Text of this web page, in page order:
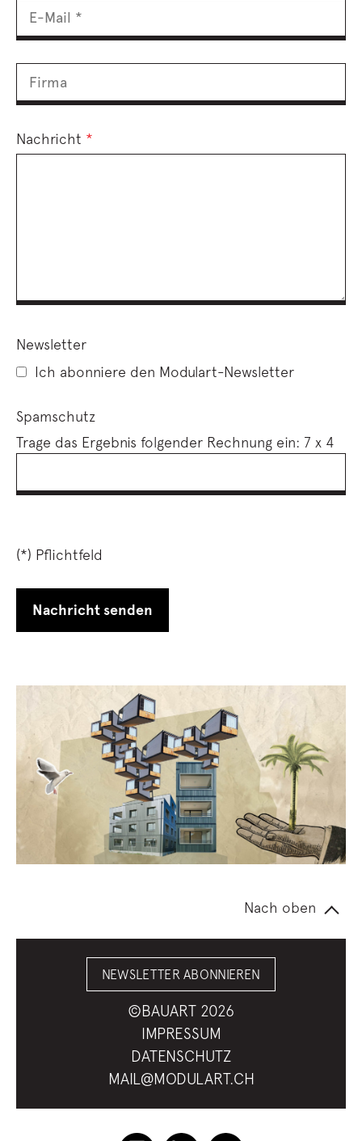
Nachricht *
Newsletter
Ich abonniere den Modulart-Newsletter
Spamschutz
Trage das Ergebnis folgender Rechnung ein: 7 x 4
(*) Pflichtfeld
Nach oben
NEWSLETTER ABONNIEREN
©BAUART 2026
IMPRESSUM
DATENSCHUTZ
MAIL@MODULART.CH